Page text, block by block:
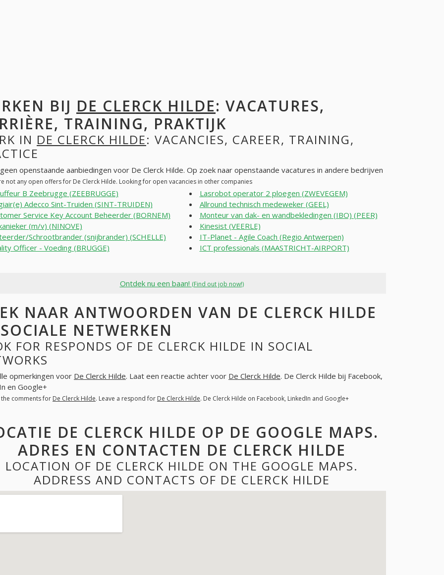
BIJ DE CLERCK HILDE: VACATURES,
TRAINING, PRAKTIJK
IN DE CLERCK HILDE: VACANCIES, CAREER, TRAINING,
openstaande aanbiedingen voor De Clerck Hilde. Op zoek naar openstaande vacatures in andere bedrijven
not any open offers for De Clerck Hilde. Looking for open vacancies in other companies
B Zeebrugge (ZEEBRUGGE)
Adecco Sint-Truiden (SINT-TRUIDEN)
Service Key Account Beheerder (BORNEM)
(m/v) (NINOVE)
Schrootbrander (snijbrander) (SCHELLE)
Officer - Voeding (BRUGGE)
Lasrobot operator 2 ploegen (ZWEVEGEM)
Allround technisch medeweker (GEEL)
Monteur van dak- en wandbekledingen (IBO) (PEER)
Kinesist (VEERLE)
IT-Planet - Agile Coach (Regio Antwerpen)
ICT professionals (MAASTRICHT-AIRPORT)
Ontdek nu een baan! (Find out job now!)
NAAR ANTWOORDEN VAN DE CLERCK HILDE
NETWERKEN
FOR RESPONDS OF DE CLERCK HILDE IN SOCIAL
opmerkingen voor De Clerck Hilde. Laat een reactie achter voor De Clerck Hilde. De Clerck Hilde bij Facebook,
en Google+
the comments for De Clerck Hilde. Leave a respond for De Clerck Hilde. De Clerck Hilde on Facebook, LinkedIn and Google+
DE CLERCK HILDE OP DE GOOGLE MAPS.
ADRES EN CONTACTEN DE CLERCK HILDE
LOCATION OF DE CLERCK HILDE ON THE GOOGLE MAPS.
ADDRESS AND CONTACTS OF DE CLERCK HILDE